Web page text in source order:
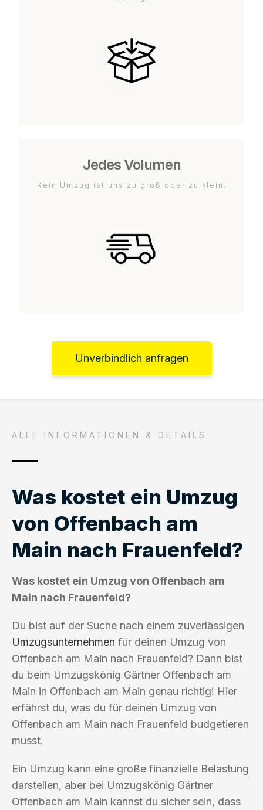
Jedes Volumen
Kein Umzug ist uns zu groß oder zu klein.
Unverbindlich anfragen
ALLE INFORMATIONEN & DETAILS
Was kostet ein Umzug
von Offenbach am
Main nach Frauenfeld?
Was kostet ein Umzug von Offenbach am
Main nach Frauenfeld?
Du bist auf der Suche nach einem zuverlässigen
Umzugsunternehmen für deinen Umzug von
Offenbach am Main nach Frauenfeld? Dann bist
du beim Umzugskönig Gärtner Offenbach am
Main in Offenbach am Main genau richtig! Hier
erfährst du, was du für deinen Umzug von
Offenbach am Main nach Frauenfeld budgetieren
musst.
Ein Umzug kann eine große finanzielle Belastung
darstellen, aber bei Umzugskönig Gärtner
Offenbach am Main kannst du sicher sein, dass